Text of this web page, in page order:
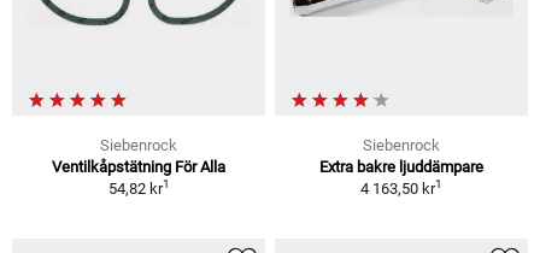
Siebenrock
Ventilkåpstätning För Alla
54,82 kr1
Siebenrock
Extra bakre ljuddämpare
4 163,50 kr1